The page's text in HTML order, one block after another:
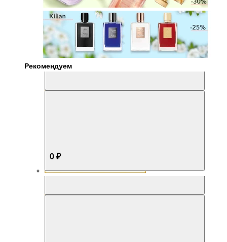
Рекомендуем
0 ₽